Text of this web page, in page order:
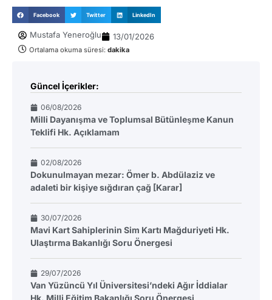
Facebook Twitter LinkedIn
Mustafa Yeneroğlu 13/01/2026
Ortalama okuma süresi: dakika
Güncel İçerikler:
06/08/2026
Milli Dayanışma ve Toplumsal Bütünleşme Kanun
Teklifi Hk. Açıklamam
02/08/2026
Dokunulmayan mezar: Ömer b. Abdülaziz ve
adaleti bir kişiye sığdıran çağ [Karar]
30/07/2026
Mavi Kart Sahiplerinin Sim Kartı Mağduriyeti Hk.
Ulaştırma Bakanlığı Soru Önergesi
29/07/2026
Van Yüzüncü Yıl Üniversitesi’ndeki Ağır İddialar
Hk. Milli Eğitim Bakanlığı Soru Önergesi